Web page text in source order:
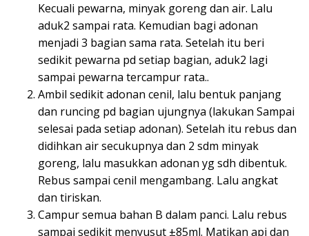
Kecuali pewarna, minyak goreng dan air. Lalu
aduk2 sampai rata. Kemudian bagi adonan
menjadi 3 bagian sama rata. Setelah itu beri
sedikit pewarna pd setiap bagian, aduk2 lagi
sampai pewarna tercampur rata..
Ambil sedikit adonan cenil, lalu bentuk panjang
dan runcing pd bagian ujungnya (lakukan Sampai
selesai pada setiap adonan). Setelah itu rebus dan
didihkan air secukupnya dan 2 sdm minyak
goreng, lalu masukkan adonan yg sdh dibentuk.
Rebus sampai cenil mengambang. Lalu angkat
dan tiriskan.
Campur semua bahan B dalam panci. Lalu rebus
sampai sedikit menyusut ±85ml. Matikan api dan